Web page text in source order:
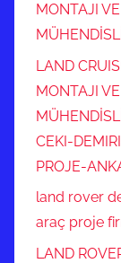
MONTAJI
LAND
MONTAJI
CEKI-
PROJE-
land rover
araç proje
LAND